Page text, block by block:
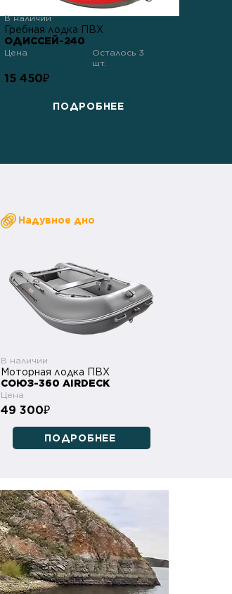
В наличии
Гребная лодка ПВХ
ОДИССЕЙ-240
Цена
Осталось 3
шт.
15 450₽
ПОДРОБНЕЕ
Надувное дно
В наличии
Моторная лодка ПВХ
СОЮЗ-360 AIRDECK
Цена
49 300₽
ПОДРОБНЕЕ